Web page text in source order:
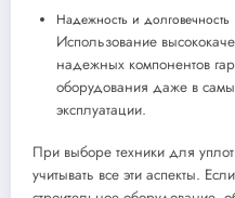
Надежность и долговечность
Использование
надежных компонентов
оборудования даже в
эксплуатации.
При выборе техники для
учитывать все эти аспекты.